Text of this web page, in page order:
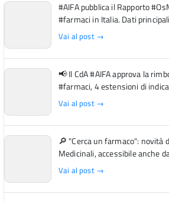
#AIFA pubblica il Rapporto
#farmaci in Italia. Dati
Vai al post →
📢 Il CdA #AIFA approva la
#farmaci, 4 estensioni di
Vai al post →
🔎 "Cerca un farmaco": novità
Medicinali, accessibile anche
Vai al post →